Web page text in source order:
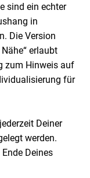
sind ein echter
in
Die Version
erlaubt
zum Hinweis auf
für
Deiner
werden.
Deines